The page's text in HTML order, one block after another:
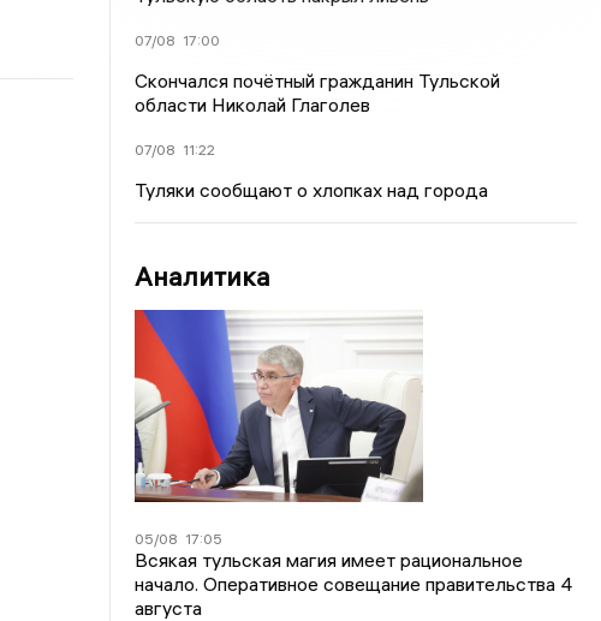
07/08 17:00
Скончался почётный гражданин Тульской
области Николай Глаголев
07/08 11:22
Туляки сообщают о хлопках над города
Аналитика
05/08 17:05
Всякая тульская магия имеет рациональное
начало. Оперативное совещание правительства 4
августа